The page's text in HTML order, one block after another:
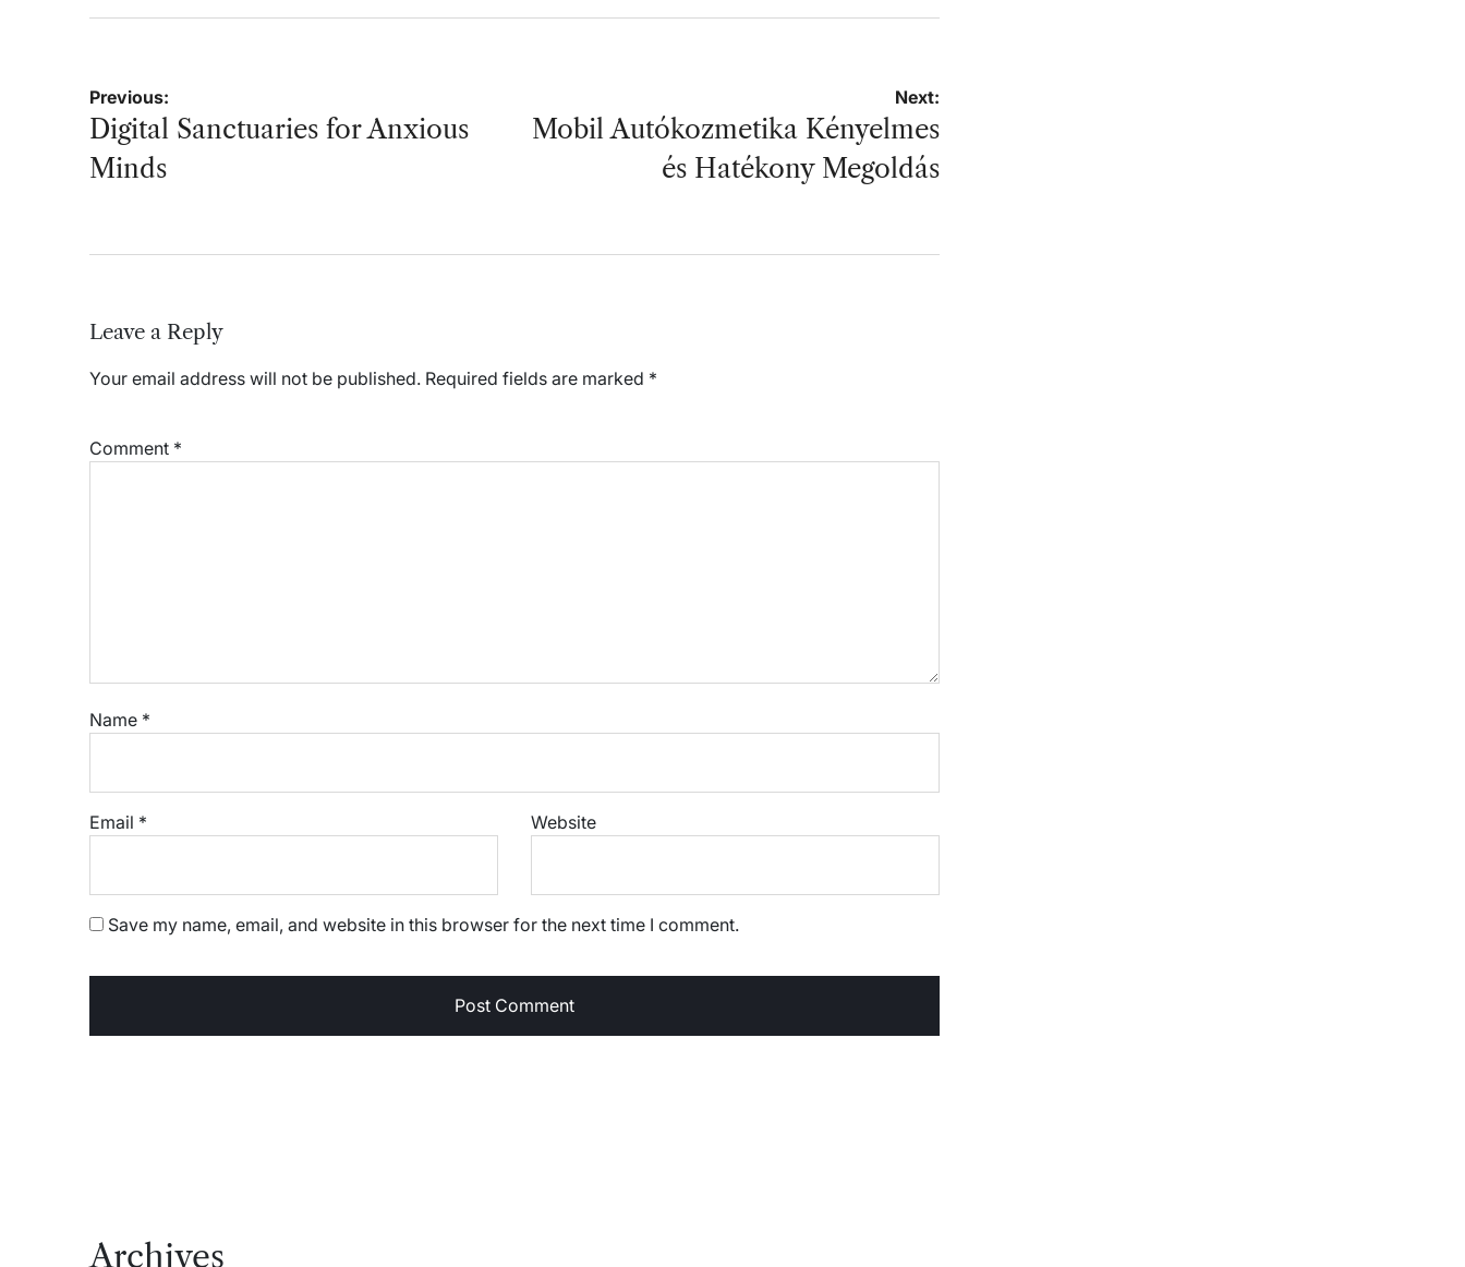
Post
navigation
Previous:
Digital Sanctuaries for Anxious
Minds
Next:
Mobil Autókozmetika Kényelmes
és Hatékony Megoldás
Leave a Reply
Your email address will not be published. Required fields are marked *
Comment *
Name *
Email * Website
Save my name, email, and website in this browser for the next time I comment.
Archives